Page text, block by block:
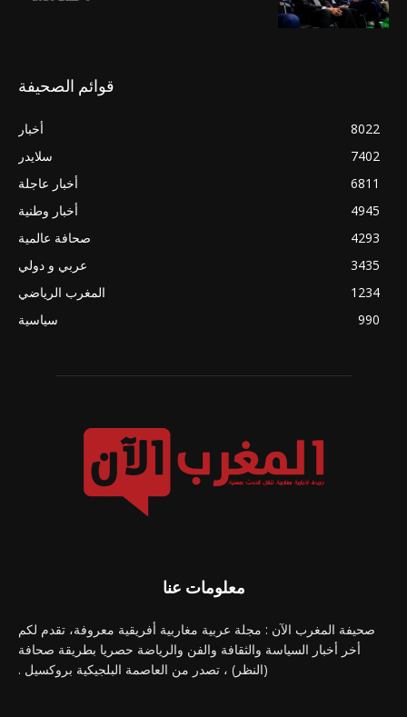
قوائم الصحيفة
أخبار
8022
سلايدر
7402
أخبار عاجلة
6811
أخبار وطنية
4945
صحافة عالمية
4293
عربي و دولي
3435
المغرب الرياضي
1234
سياسية
990
معلومات عنا
صحيفة المغرب الآن : مجلة عربية مغاربية أفريقية معروفة، تقدم لكم
أخر أخبار السياسة والثقافة والفن والرياضة حصريا بطريقة صحافة
(النظر) ، تصدر من العاصمة البلجيكية بروكسيل .